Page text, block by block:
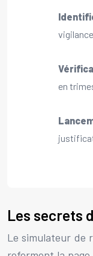
en
Les secrets
Le simulateur de